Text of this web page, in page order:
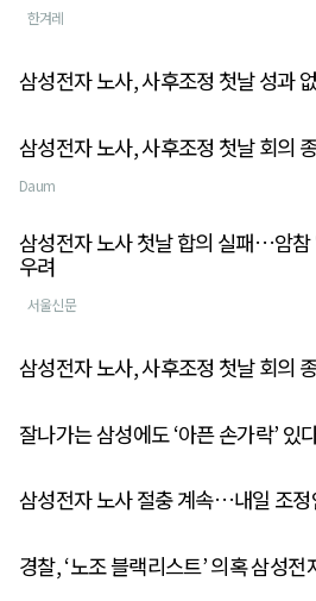
한겨레
삼성전자 노사, 사후조정 첫날 성과
삼성전자 노사, 사후조정 첫날 회의
Daum
삼성전자 노사 첫날 합의 실패…암참
우려
서울신문
삼성전자 노사, 사후조정 첫날 회의
잘나가는 삼성에도 ‘아픈 손가락’ 있
삼성전자 노사 절충 계속…내일 조정
경찰, ‘노조 블랙리스트’ 의혹 삼성전